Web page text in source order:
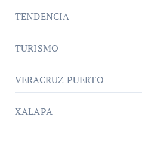
TENDENCIA
TURISMO
VERACRUZ PUERTO
XALAPA